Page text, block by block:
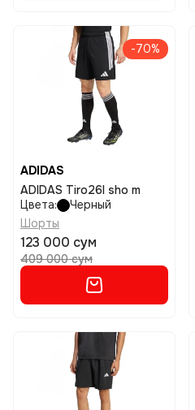
-70%
ADIDAS
ADIDAS Tiro26l sho m
Цвета:
Черный
Шорты
123 000 сум
409 000 сум